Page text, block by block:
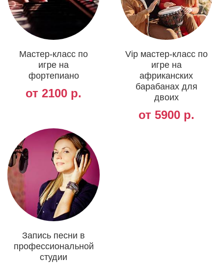
Мастер-класс по
игре на
фортепиано
от 2100 р.
Vip мастер-класс по
игре на
африканских
барабанах для
двоих
от 5900 р.
Запись песни в
профессиональной
студии